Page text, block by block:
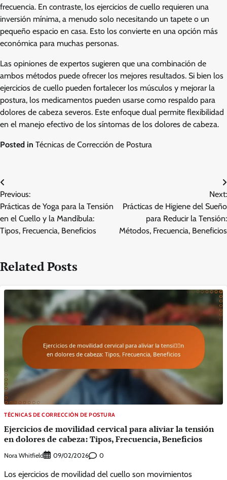
frecuencia. En contraste, los ejercicios de cuello requieren una
inversión mínima, a menudo solo necesitando un tapete o un
pequeño espacio en casa. Esto los convierte en una opción más
económica para muchas personas.
Las opiniones de expertos sugieren que una combinación de
ambos métodos puede ofrecer los mejores resultados. Si bien los
ejercicios de cuello pueden fortalecer los músculos y mejorar la
postura, los medicamentos pueden usarse como respaldo para
dolores de cabeza severos. Este enfoque dual permite flexibilidad
en el manejo efectivo de los síntomas de los dolores de cabeza.
Posted in Técnicas de Corrección de Postura
Post
navigation
Previous:
Prácticas de Yoga para la Tensión
en el Cuello y la Mandíbula:
Tipos, Frecuencia, Beneficios
Next:
Prácticas de Higiene del Sueño
para Reducir la Tensión:
Métodos, Frecuencia, Beneficios
Related Posts
TÉCNICAS DE CORRECCIÓN DE POSTURA
Ejercicios de movilidad cervical para aliviar la tensión
en dolores de cabeza: Tipos, Frecuencia, Beneficios
Nora Whitfield 09/02/2026 0
Los ejercicios de movilidad del cuello son movimientos